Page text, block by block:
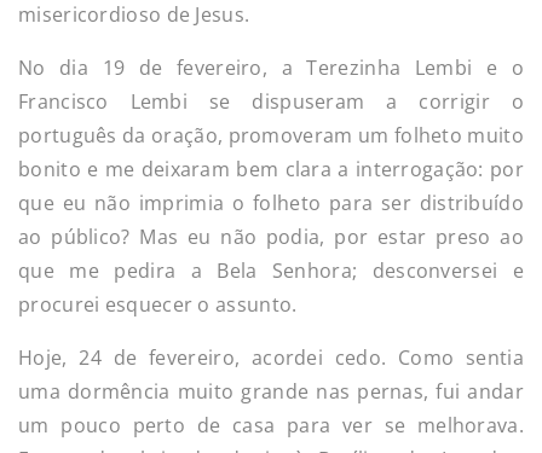
misericordioso de Jesus.
No dia 19 de fevereiro, a Terezinha Lembi e o
Francisco Lembi se dispuseram a corrigir o
português da oração, promoveram um folheto muito
bonito e me deixaram bem clara a interrogação: por
que eu não imprimia o folheto para ser distribuído
ao público? Mas eu não podia, por estar preso ao
que me pedira a Bela Senhora; desconversei e
procurei esquecer o assunto.
Hoje, 24 de fevereiro, acordei cedo. Como sentia
uma dormência muito grande nas pernas, fui andar
um pouco perto de casa para ver se melhorava.